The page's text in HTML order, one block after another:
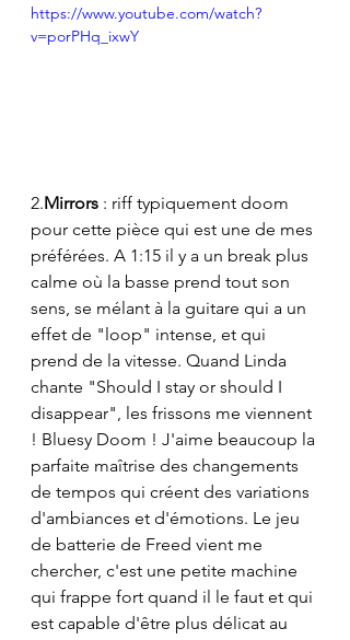
https://www.youtube.com/watch?
v=porPHq_ixwY
2.Mirrors : riff typiquement doom
pour cette pièce qui est une de mes
préférées. A 1:15 il y a un break plus
calme où la basse prend tout son
sens, se mélant à la guitare qui a un
effet de "loop" intense, et qui
prend de la vitesse. Quand Linda
chante "Should I stay or should I
disappear", les frissons me viennent
! Bluesy Doom ! J'aime beaucoup la
parfaite maîtrise des changements
de tempos qui créent des variations
d'ambiances et d'émotions. Le jeu
de batterie de Freed vient me
chercher, c'est une petite machine
qui frappe fort quand il le faut et qui
est capable d'être plus délicat au